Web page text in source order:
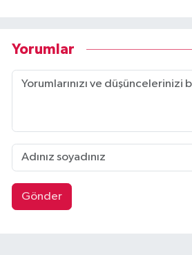
Yorumlar
Gönder